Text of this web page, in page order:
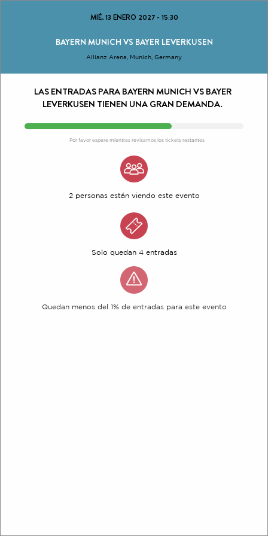
MIÉ. 13 ENERO 2027- 15:30
BAYERN MUNICH VS BAYER LEVERKUSEN
Allianz Arena, Munich, Germany
LAS ENTRADAS PARA BAYERN MUNICH VS BAYER
LEVERKUSEN TIENEN UNA GRAN DEMANDA.
Por favor espere mientras revisamos los tickets restantes
2 personas están viendo este evento
Solo quedan 4 entradas
Quedan menos del 1% de entradas para este evento